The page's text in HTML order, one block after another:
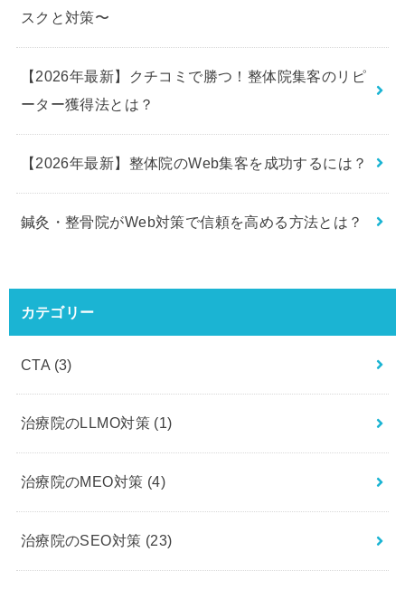
スクと対策〜
【2026年最新】クチコミで勝つ！整体院集客のリピ
ーター獲得法とは？
【2026年最新】整体院のWeb集客を成功するには？
鍼灸・整骨院がWeb対策で信頼を高める方法とは？
カテゴリー
CTA (3)
治療院のLLMO対策 (1)
治療院のMEO対策 (4)
治療院のSEO対策 (23)